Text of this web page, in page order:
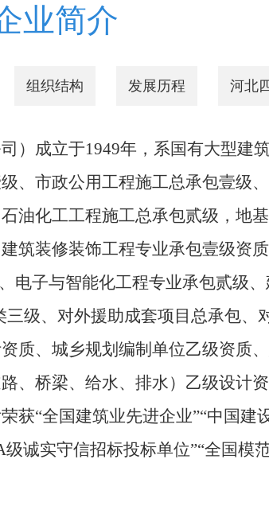
业简介
组织结构 发展历程 河北
成立于1949年，系国有大型建
、市政公用工程施工总承包壹级
油化工工程施工总承包贰级，地
筑装修装饰工程专业承包壹级资
电子与智能化工程专业承包贰级
级、对外援助成套项目总承包、
质、城乡规划编制单位乙级资质
、桥梁、给水、排水）乙级设计
获“全国建筑业先进企业”“中国建
诚实守信招标投标单位”“全国模